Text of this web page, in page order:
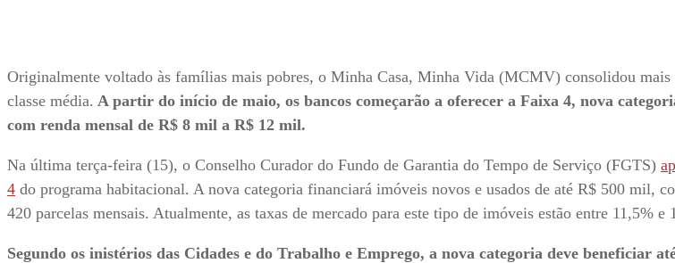
Originalmente voltado às famílias mais pobres, o Minha Casa, Minha Vida (MCMV) consolidou mais
classe média. A partir do início de maio, os bancos começarão a oferecer a Faixa 4, nova
com renda mensal de R$ 8 mil a R$ 12 mil.
Na última terça-feira (15), o Conselho Curador do Fundo de Garantia do Tempo de Serviço (FGTS)
4 do programa habitacional. A nova categoria financiará imóveis novos e usados de até R$ 500 mil,
420 parcelas mensais. Atualmente, as taxas de mercado para este tipo de imóveis estão entre 11,5% e
Segundo os inistérios das Cidades e do Trabalho e Emprego, a nova categoria deve beneficiar